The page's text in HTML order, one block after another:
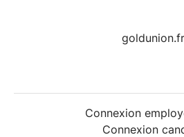
Connexion
Connexion